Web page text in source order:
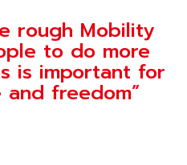
rough Mobility
to do more
is important for
freedom”